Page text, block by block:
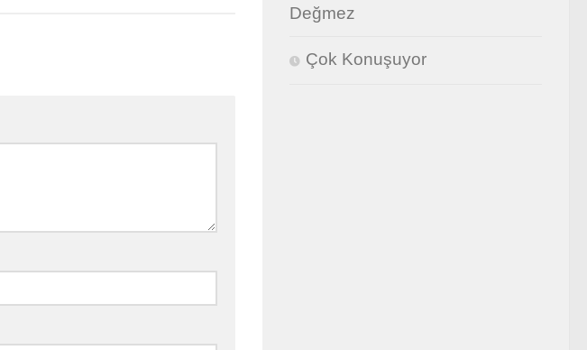
Değmez
Çok Konuşuyor